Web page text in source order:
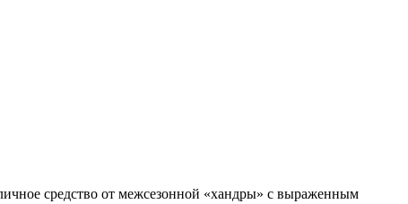
средство от межсезонной «хандры» с выраженным